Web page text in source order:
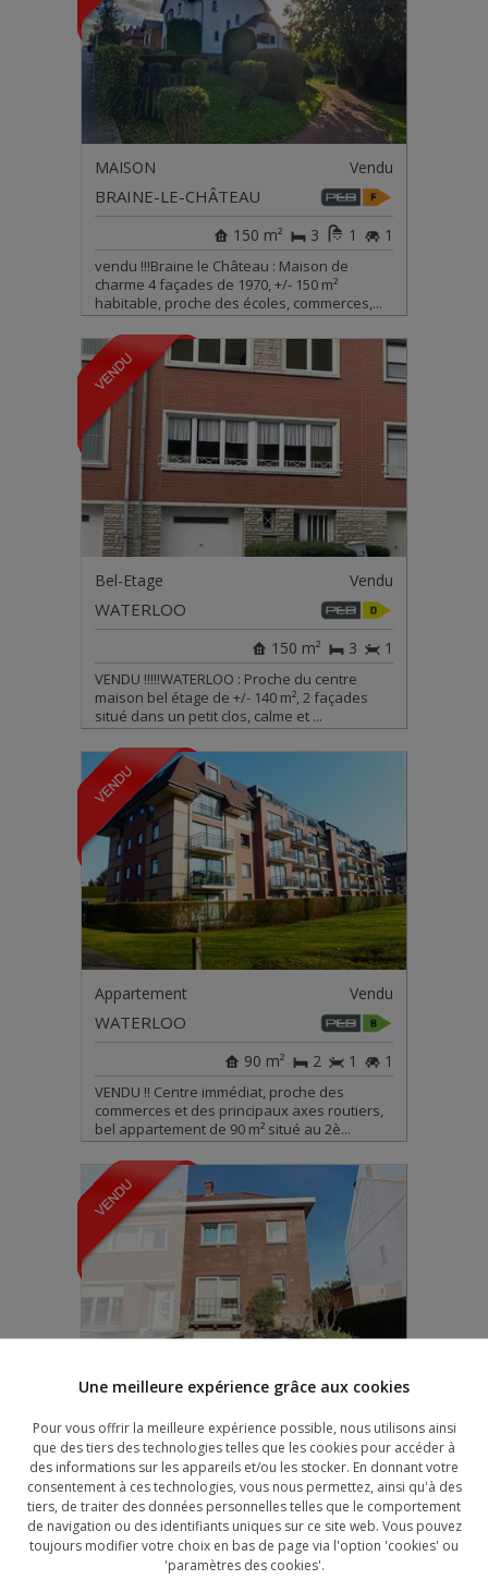
MAISON Vendu
BRAINE-LE-CHÂTEAU
1
1
3
150 m²
vendu !!!Braine le Château : Maison de
charme 4 façades de 1970, +/- 150 m²
habitable, proche des écoles, commerces,...
Bel-Etage Vendu
WATERLOO
1
3
150 m²
VENDU !!!!!WATERLOO : Proche du centre
maison bel étage de +/- 140 m², 2 façades
situé dans un petit clos, calme et ...
Appartement Vendu
WATERLOO
1
1
2
90 m²
VENDU !! Centre immédiat, proche des
commerces et des principaux axes routiers,
bel appartement de 90 m² situé au 2è...
BRAINE-L'ALLEUD
1
1
3
105 m²
VENDU!!!!!BRAINE L'ALLEUD : Maison 3 façades
de1962 idéalement située dans une rue au
calme de +/- 105m² (habitable ...
Une meilleure expérience grâce aux cookies
Pour vous offrir la meilleure expérience possible, nous utilisons ainsi
que des tiers des technologies telles que les cookies pour accéder à
des informations sur les appareils et/ou les stocker. En donnant votre
consentement à ces technologies, vous nous permettez, ainsi qu'à des
tiers, de traiter des données personnelles telles que le comportement
de navigation ou des identifiants uniques sur ce site web. Vous pouvez
toujours modifier votre choix en bas de page via l'option 'cookies' ou
'paramètres des cookies'.